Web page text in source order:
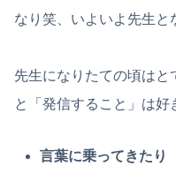
なり笑、いよいよ先生と
先生になりたての頃はと
と「発信すること」は好
言葉に乗ってきたり